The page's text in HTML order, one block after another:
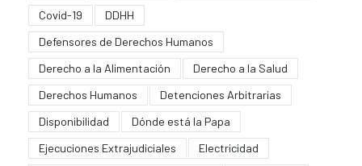
Covid-19
DDHH
Defensores de Derechos Humanos
Derecho a la Alimentación
Derecho a la Salud
Derechos Humanos
Detenciones Arbitrarias
Disponibilidad
Dónde está la Papa
Ejecuciones Extrajudiciales
Electricidad